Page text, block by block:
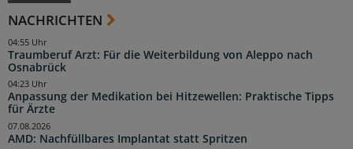
NACHRICHTEN
Traumberuf Arzt: Für die Weiterbildung von Aleppo nach
Osnabrück
04:55 Uhr
Anpassung der Medikation bei Hitzewellen: Praktische Tipps
für Ärzte
04:23 Uhr
AMD: Nachfüllbares Implantat statt Spritzen
07.08.2026